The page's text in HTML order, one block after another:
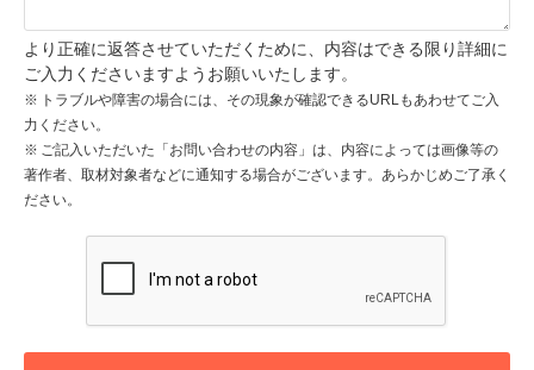
より正確に返答させていただくために、内容はできる限り詳細に
ご入力くださいますようお願いいたします。
トラブルや障害の場合には、その現象が確認できるURLもあわせてご入
力ください。
ご記入いただいた「お問い合わせの内容」は、内容によっては画像等の
著作者、取材対象者などに通知する場合がございます。あらかじめご了承く
ださい。